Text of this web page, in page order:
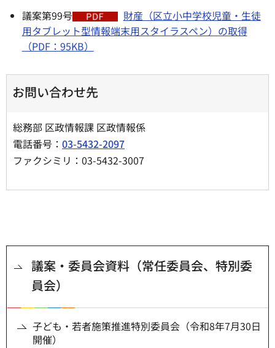
議案第99号
財産（区立小中学校児童・生徒
用タブレット型情報端末用スタイラスペン）の取得
（PDF：95KB）
お問い合わせ先
総務部 区政情報課 区政情報係
電話番号： 03-5432-2097
ファクシミリ：03-5432-3007
議案・委員会資料（常任委員会、特別委
員会）
子ども・若者施策推進特別委員会（令和8年7月30日
開催）